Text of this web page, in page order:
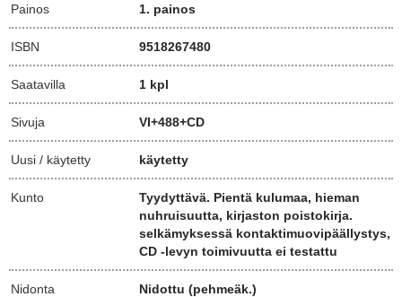
Painos 1. painos
ISBN 9518267480
Saatavilla 1 kpl
Sivuja VI+488+CD
Uusi / käytetty käytetty
Kunto
Tyydyttävä. Pientä kulumaa, hieman
nuhruisuutta, kirjaston poistokirja.
selkämyksessä kontaktimuovipäällystys,
CD -levyn toimivuutta ei testattu
Nidonta Nidottu (pehmeäk.)